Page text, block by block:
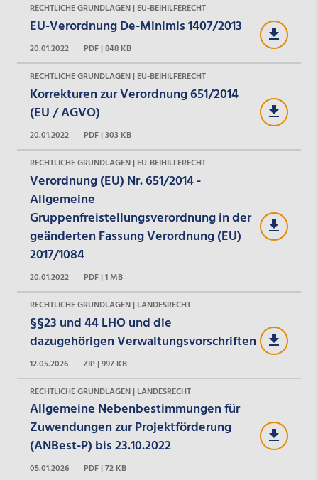
RECHTLICHE GRUNDLAGEN | EU-BEIHILFERECHT
EU-Verordnung De-Minimis 1407/2013
20.01.2022
PDF | 848 KB
RECHTLICHE GRUNDLAGEN | EU-BEIHILFERECHT
Korrekturen zur Verordnung 651/2014
(EU / AGVO)
20.01.2022
PDF | 303 KB
RECHTLICHE GRUNDLAGEN | EU-BEIHILFERECHT
Verordnung (EU) Nr. 651/2014 -
Allgemeine
Gruppenfreistellungsverordnung in der
geänderten Fassung Verordnung (EU)
2017/1084
20.01.2022
PDF | 1 MB
RECHTLICHE GRUNDLAGEN | LANDESRECHT
§§23 und 44 LHO und die
dazugehörigen Verwaltungsvorschriften
12.05.2026
ZIP | 997 KB
RECHTLICHE GRUNDLAGEN | LANDESRECHT
Allgemeine Nebenbestimmungen für
Zuwendungen zur Projektförderung
(ANBest-P) bis 23.10.2022
05.01.2026 PDF | 72 KB